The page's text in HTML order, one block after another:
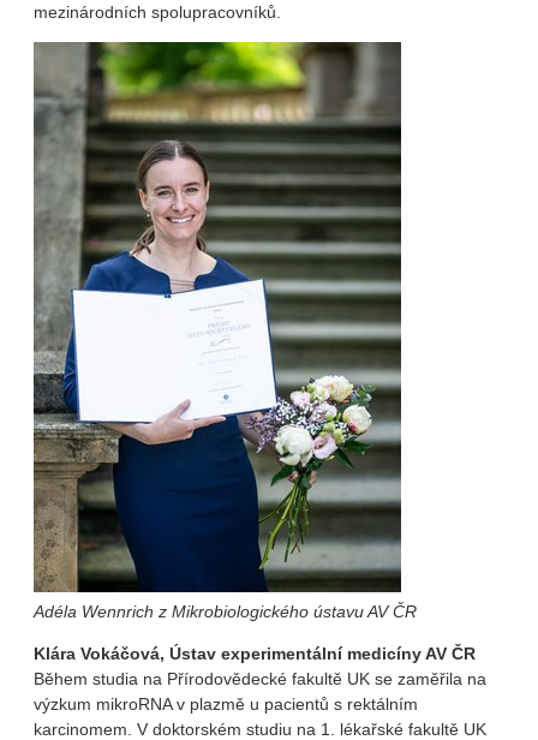
mezinárodních spolupracovníků.
Adéla Wennrich z Mikrobiologického ústavu AV ČR
Klára Vokáčová, Ústav experimentální medicíny AV ČR
Během studia na Přírodovědecké fakultě UK se zaměřila na
výzkum mikroRNA v plazmě u pacientů s rektálním
karcinomem. V doktorském studiu na 1. lékařské fakultě UK